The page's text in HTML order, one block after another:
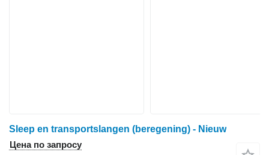
Sleep en transportslangen (beregening) - Nieuw
Цена по запросу